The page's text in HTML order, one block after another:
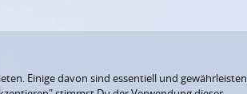
Einige davon sind essentiell und gewährleisten